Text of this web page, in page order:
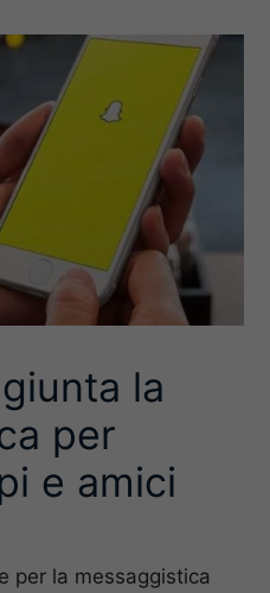
la
per
e amici
per la messaggistica